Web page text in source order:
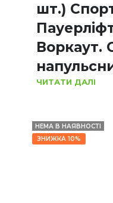
шт.)
Воркаут.
ЧИТАТИ ДАЛІ
НЕМА В НАЯВНОСТІ
ЗНИЖКА 10%